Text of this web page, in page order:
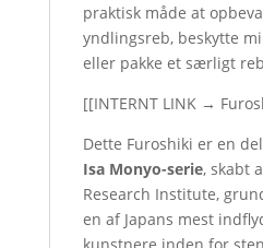
praktisk måde at
yndlingsreb, beskytte
eller pakke et særligt
[[INTERNT LINK →
Dette Furoshiki er en
Isa Monyo-serie, skabt
Research Institute,
en af Japans mest